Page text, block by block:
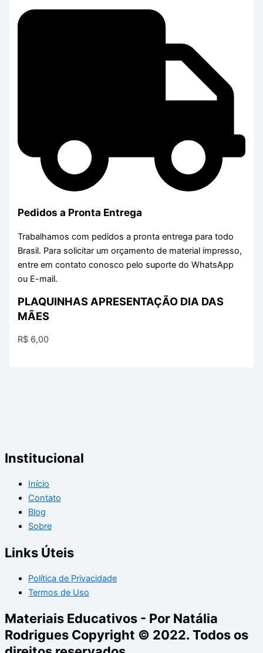
Pedidos a Pronta Entrega
Trabalhamos com pedidos a pronta entrega para todo
Brasil. Para solicitar um orçamento de material impresso,
entre em contato conosco pelo suporte do WhatsApp
ou E-mail.
PLAQUINHAS APRESENTAÇÃO DIA DAS
MÃES
R$ 6,00
Institucional
Início
Contato
Blog
Sobre
Links Úteis
Política de Privacidade
Termos de Uso
Materiais Educativos - Por Natália
Rodrigues Copyright © 2022. Todos os